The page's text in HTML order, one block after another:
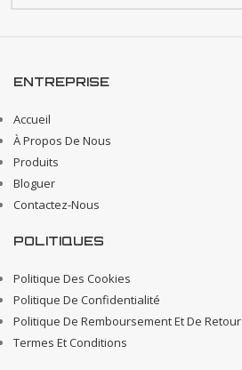
ENTREPRISE
Accueil
À Propos De Nous
Produits
Bloguer
Contactez-Nous
POLITIQUES
Politique Des Cookies
Politique De Confidentialité
Politique De Remboursement Et De Retour
Termes Et Conditions